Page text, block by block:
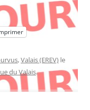
,Valais (EREV) le
du Valais.